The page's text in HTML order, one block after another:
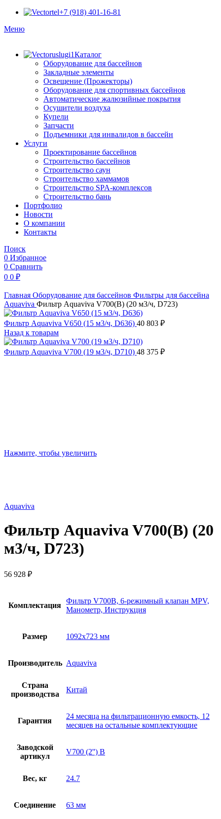
+7 (918) 401-16-81
Меню
Каталог
Оборудование для бассейнов
Закладные элементы
Освещение (Прожекторы)
Оборудование для спортивных бассейнов
Автоматические жалюзийные покрытия
Осушители воздуха
Купели
Запчасти
Подъемники для инвалидов в бассейн
Услуги
Проектирование бассейнов
Строительство бассейнов
Строительство саун
Строительство хаммамов
Строительство SPA-комплексов
Строительство бань
Портфолио
Новости
O компании
Контакты
Поиск
0 Избранное
0 Сравнить
0 0 ₽
Главная Оборудование для бассейнов Фильтры для бассейна
Aquaviva Фильтр Aquaviva V700(В) (20 м3/ч, D723)
Фильтр Aquaviva V650 (15 м3/ч, D636) 40 803 ₽
Назад к товарам
Фильтр Aquaviva V700 (19 м3/ч, D710) 48 375 ₽
Нажмите, чтобы увеличить
Aquaviva
Фильтр Aquaviva V700(В) (20
м3/ч, D723)
56 928 ₽
Комплектация
Фильтр V700B, 6-режимный клапан MPV,
Манометр, Инструкция
Размер 1092х723 мм
Производитель Aquaviva
Страна
производства
Китай
Гарантия
24 месяца на фильтрационную емкость, 12
месяцев на остальные комплектующие
Заводской
артикул
V700 (2'') B
Вес, кг 24.7
Соединение 63 мм